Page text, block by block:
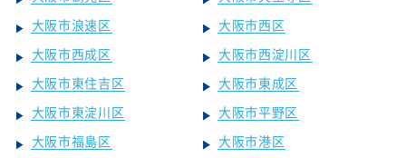
大阪市浪速区
大阪市西区
大阪市西成区
大阪市西淀川区
大阪市東住吉区
大阪市東成区
大阪市東淀川区
大阪市平野区
大阪市福島区
大阪市港区